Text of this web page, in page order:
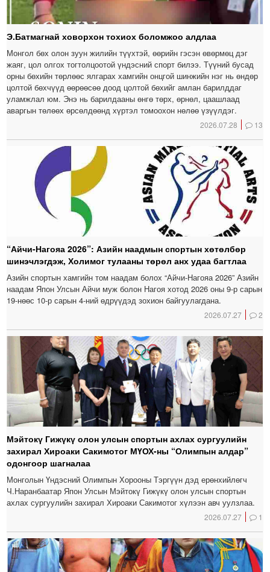
Э.Батмагнай ховорхон тохиох боломжоо алдлаа
Монгол бөх олон зуун жилийн түүхтэй, өөрийн гэсэн өвөрмөц дэг
жаяг, цол олгох тогтолцоотой үндэсний спорт билээ. Түүний бусад
орны бөхийн төрлөөс ялгарах хамгийн онцгой шинжийн нэг нь өндөр
цолтой бөхчүүд өөрөөсөө доод цолтой бөхийг амлан барилддаг
уламжлал юм. Энэ нь барилдааны өнгө төрх, өрнөл, цаашлаад
аваргын төлөөх өрсөлдөөнд хүртэл томоохон нөлөө үзүүлдэг.
2026.07.28 13
“Айчи-Нагояа 2026”: Азийн наадмын спортын хөтөлбөр
шинэчлэгдэж, Холимог тулааны төрөл анх удаа багтлаа
Азийн спортын хамгийн том наадам болох “Айчи-Нагояа 2026” Азийн
наадам Япон Улсын Айчи муж болон Нагоя хотод 2026 оны 9-р сарын
19-нөөс 10-р сарын 4-ний өдрүүдэд зохион байгуулагдана.
2026.07.27 2
Мэйтокү Гижүкү олон улсын спортын ахлах сургуулийн
захирал Хироаки Сакимотог МҮОХ-ны “Олимпын алдар”
одонгоор шагналаа
Монголын Үндэсний Олимпын Хорооны Тэргүүн дэд ерөнхийлөгч
Ч.Наранбаатар Япон Улсын Мэйтокү Гижүкү олон улсын спортын
ахлах сургуулийн захирал Хироаки Сакимотог хүлээн авч уулзлаа.
2026.07.27 1